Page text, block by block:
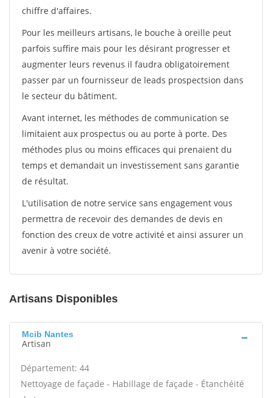
chiffre d'affaires.
Pour les meilleurs artisans, le bouche à oreille peut
parfois suffire mais pour les désirant progresser et
augmenter leurs revenus il faudra obligatoirement
passer par un fournisseur de leads prospectsion dans
le secteur du bâtiment.
Avant internet, les méthodes de communication se
limitaient aux prospectus ou au porte à porte. Des
méthodes plus ou moins efficaces qui prenaient du
temps et demandait un investissement sans garantie
de résultat.
L'utilisation de notre service sans engagement vous
permettra de recevoir des demandes de devis en
fonction des creux de votre activité et ainsi assurer un
avenir à votre société.
Artisans Disponibles
Mcib Nantes
Artisan
Département: 44
Nettoyage de façade - Habillage de façade - Étanchéité